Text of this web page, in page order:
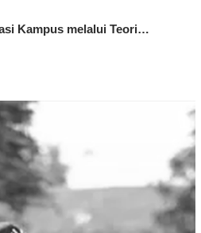
Kampus melalui Teori…